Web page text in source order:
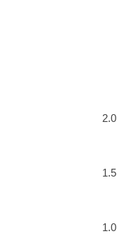
1.0
1.5
2.0